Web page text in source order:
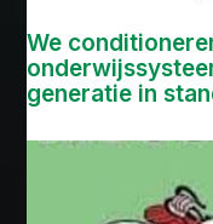
We
generatie in